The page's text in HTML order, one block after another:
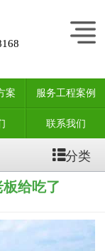
案 服务工程案例
联系我们
分类
给吃了